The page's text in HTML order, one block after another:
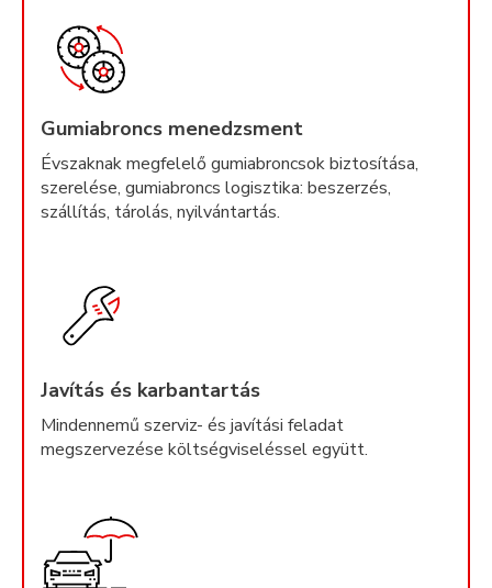
Gumiabroncs menedzsment
Évszaknak megfelelő gumiabroncsok biztosítása,
szerelése, gumiabroncs logisztika: beszerzés,
szállítás, tárolás, nyilvántartás.
Javítás és karbantartás
Mindennemű szerviz- és javítási feladat
megszervezése költségviseléssel együtt.